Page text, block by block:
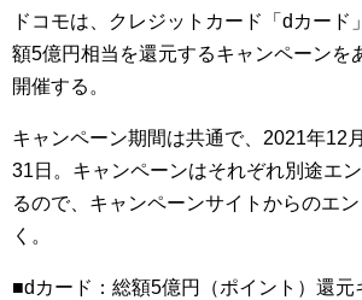
ドコモは、クレジットカード「dカード
額5億円相当を還元するキャンペーンを
開催する。
キャンペーン期間は共通で、2021年12
31日。キャンペーンはそれぞれ別途エ
るので、キャンペーンサイトからのエ
く。
■dカード：総額5億円（ポイント）還元